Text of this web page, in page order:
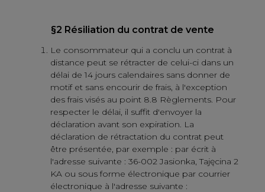
§2 Résiliation du contrat de vente
Le consommateur qui a conclu un contrat à
distance peut se rétracter de celui-ci dans un
délai de 14 jours calendaires sans donner de
motif et sans encourir de frais, à l'exception
des frais visés au point 8.8 Règlements. Pour
respecter le délai, il suffit d'envoyer la
déclaration avant son expiration. La
déclaration de rétractation du contrat peut
être présentée, par exemple : par écrit à
l'adresse suivante : 36-002 Jasionka, Tajęcina 2
KA ou sous forme électronique par courrier
électronique à l'adresse suivante :